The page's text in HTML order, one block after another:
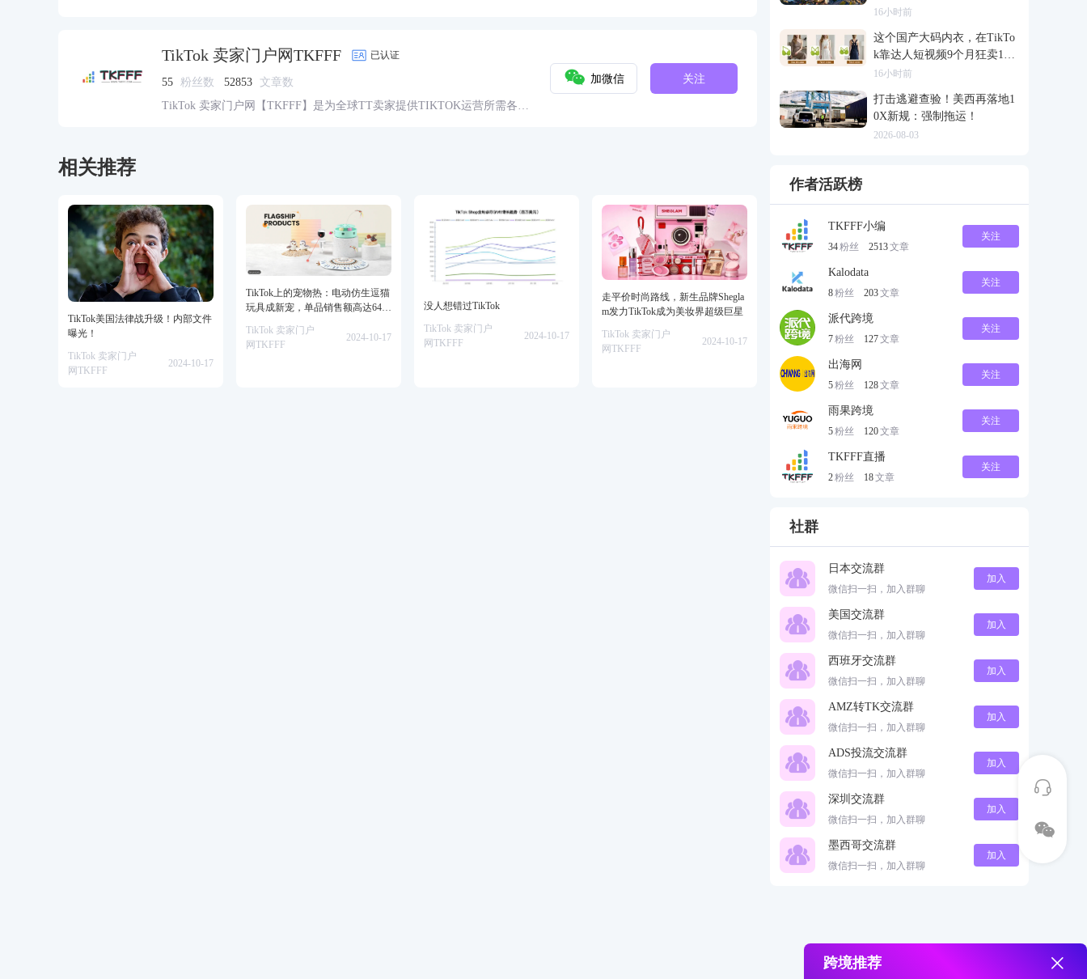
TikTok 卖家门户网TKFFF 已认证
55 粉丝数 52853
文章数
TikTok 卖家门户网【TKFFF】是为全球TT卖家提供TIKTOK运营所需各种
加微信 关注
相关推荐
TikTok美国法律战升级！内部文件
曝光！
TikTok 卖家门户
网TKFFF
2024-10-17
TikTok上的宠物热：电动仿生逗猫
玩具成新宠，单品销售额高达64万
TikTok 卖家门户
网TKFFF
2024-10-17
没人想错过TikTok
TikTok 卖家门户
网TKFFF
2024-10-17
走平价时尚路线，新生品牌Shegla
m发力TikTok成为美妆界超级巨星
TikTok 卖家门户
网TKFFF
2024-10-17
16小时前
这个国产大码内衣，在TikTo
k靠达人短视频9个月狂卖120
0万
16小时前
打击逃避查验！美西再落地1
0X新规：强制拖运！
2026-08-03
作者活跃榜
TKFFF小编
34粉丝 2513文章
关注
Kalodata
8粉丝 203文章
关注
派代跨境
7粉丝 127文章
关注
出海网
5粉丝 128文章
关注
雨果跨境
5粉丝 120文章
关注
TKFFF直播
2粉丝 18文章
关注
社群
日本交流群
微信扫一扫，加入群聊
加入
美国交流群
微信扫一扫，加入群聊
加入
西班牙交流群
微信扫一扫，加入群聊
加入
AMZ转TK交流群
微信扫一扫，加入群聊
加入
ADS投流交流群
微信扫一扫，加入群聊
加入
深圳交流群
微信扫一扫，加入群聊
加入
墨西哥交流群
微信扫一扫，加入群聊
加入
跨境推荐